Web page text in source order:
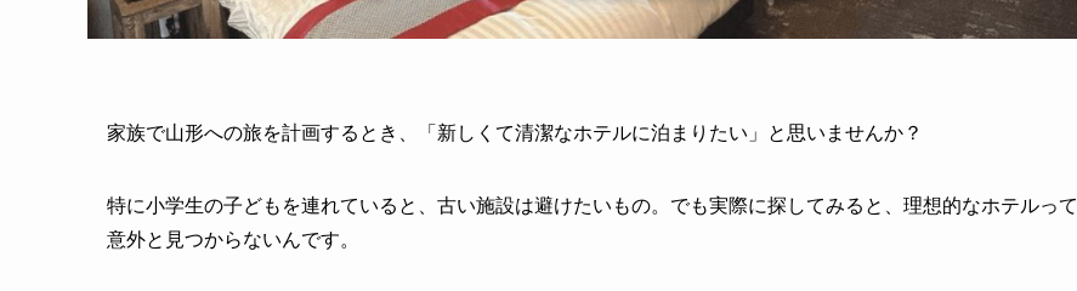
家族で山形への旅を計画するとき、「新しくて清潔なホテルに泊まりたい」と思いませんか？
特に小学生の子どもを連れていると、古い施設は避けたいもの。でも実際に探してみると、理想的なホテルって
意外と見つからないんです。